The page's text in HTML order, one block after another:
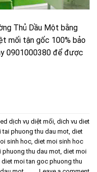
Thủ Dầu Một bằng
mối tận gốc 100% bảo
0901000380 để được
dịch vụ diệt mối, dich vu diet
tai phuong thu dau mot, diet
sinh hoc, diet moi sinh hoc
phuong thu dau mot, diet moi
diet moi tan goc phuong thu